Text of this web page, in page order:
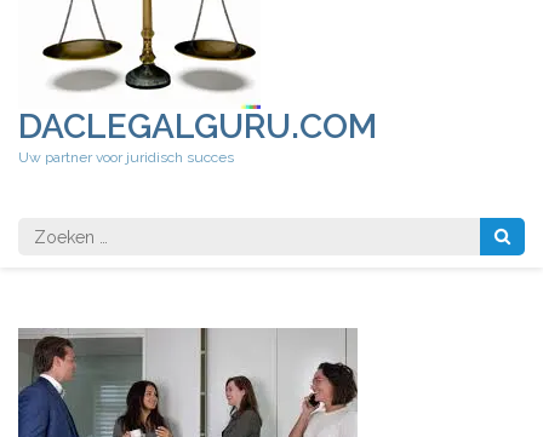
DACLEGALGURU.COM
Uw partner voor juridisch succes
Zoeken
naar: